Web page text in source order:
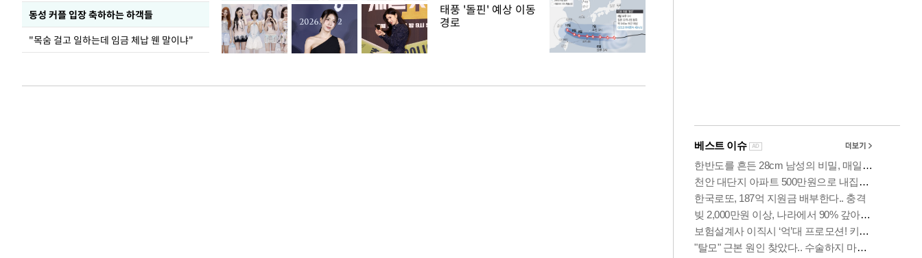
동성 커플 입장 축하하는 하객들
"목숨 걸고 일하는데 임금 체납 웬 말이냐"
태풍 '돌핀' 예상 이동
경로